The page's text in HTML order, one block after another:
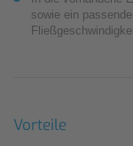
sowie ein
Vorteile